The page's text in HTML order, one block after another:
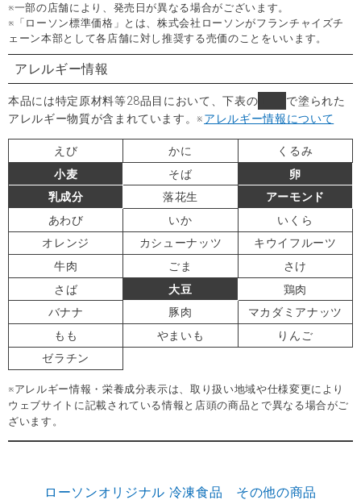
※一部の店舗により、発売日が異なる場合がございます。
※「ローソン標準価格」とは、株式会社ローソンがフランチャイズチ
ェーン本部として各店舗に対し推奨する売価のことをいいます。
アレルギー情報
本品には特定原材料等28品目において、下表の
で塗られた
アレルギー物質が含まれています。※アレルギー情報について
えび かに
くるみ
小麦
そば
卵
乳成分
落花生
アーモンド
あわび
いか
いくら
オレンジ
カシューナッツ
キウイフルーツ
牛肉
ごま
さけ
さば
大豆
鶏肉
バナナ
豚肉
マカダミアナッツ
もも
やまいも
りんご
ゼラチン
※アレルギー情報・栄養成分表示は、取り扱い地域や仕様変更により
ウェブサイトに記載されている情報と店頭の商品とで異なる場合がご
ざいます。
ローソンオリジナル 冷凍食品 その他の商品